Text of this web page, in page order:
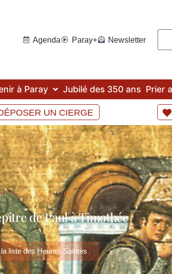
Agenda Paray+ Newsletter
à Paray Jubilé des 350 ans Prier
UN CIERGE
Sainte mai 2020
de Paul à Timothée
liste des Heures Saintes